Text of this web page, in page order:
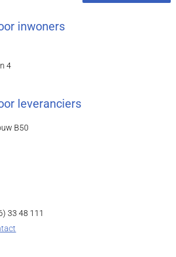
inwoners
4
leveranciers
B50
33 48 111